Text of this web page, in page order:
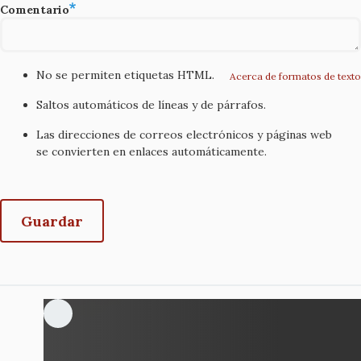
Comentario
Acerca de formatos de texto
No se permiten etiquetas HTML.
Saltos automáticos de líneas y de párrafos.
Las direcciones de correos electrónicos y páginas web
se convierten en enlaces automáticamente.